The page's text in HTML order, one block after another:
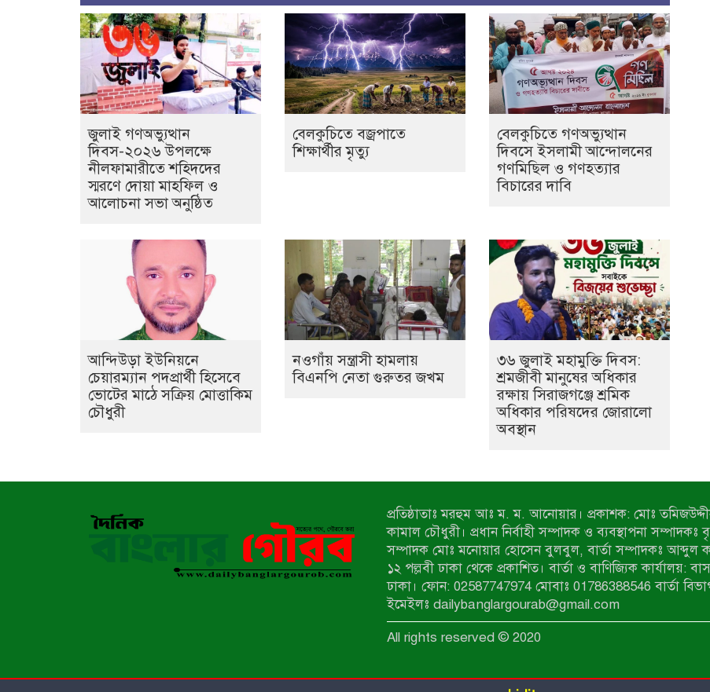
জুলাই গণঅভ্যুত্থান
দিবস-২০২৬ উপলক্ষে
নীলফামারীতে শহিদদের
স্মরণে দোয়া মাহফিল ও
আলোচনা সভা অনুষ্ঠিত
বেলকুচিতে বজ্রপাতে
শিক্ষার্থীর মৃত্যু
বেলকুচিতে গণঅভ্যুত্থান
দিবসে ইসলামী আন্দোলনের
গণমিছিল ও গণহত্যার
বিচারের দাবি
আন্দিউড়া ইউনিয়নে
চেয়ারম্যান পদপ্রার্থী হিসেবে
ভোটের মাঠে সক্রিয় মোত্তাকিম
চৌধুরী
নওগাঁয় সন্ত্রাসী হামলায়
বিএনপি নেতা গুরুতর জখম
৩৬ জুলাই মহামুক্তি দিবস:
শ্রমজীবী মানুষের অধিকার
রক্ষায় সিরাজগঞ্জে শ্রমিক
অধিকার পরিষদের জোরালো
অবস্থান
প্রতিষ্ঠাতাঃ মরহুম আঃ ম. ম. আনোয়ার। প্রকাশক: মোঃ
কামাল চৌধুরী। প্রধান নির্বাহী সম্পাদক ও ব্যবস্থাপনা
সম্পাদক মোঃ মনোয়ার হোসেন বুলবুল, বার্তা সম্পাদকঃ আব্দুল
১২ পল্লবী ঢাকা থেকে প্রকাশিত। বার্তা ও বাণিজ্যিক কার্যালয়:
ঢাকা। ফোন: 02587747974 মোবাঃ 01786388546 বার্তা
ইমেইলঃ dailybanglargourab@gmail.com
All rights reserved © 2020